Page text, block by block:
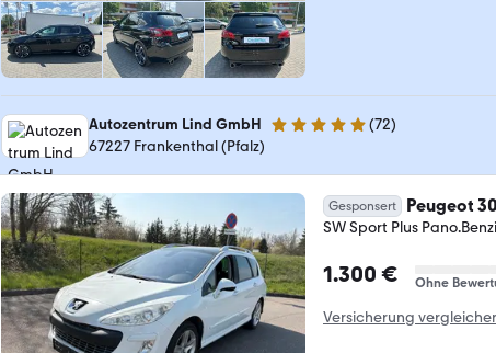
Autozentrum Lind GmbH 4.9 Sterne (72)
67227 Frankenthal (Pfalz)
Gesponsert Peugeot
SW Sport Plus
1.300 € Ohne
Versicherung